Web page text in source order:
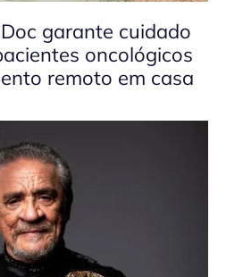
garante cuidado
oncológicos
remoto em casa